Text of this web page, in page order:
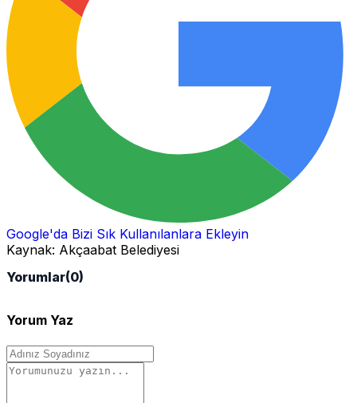
Google'da Bizi Sık Kullanılanlara Ekleyin
Kaynak: Akçaabat Belediyesi
Yorumlar(0)
Yorum Yaz